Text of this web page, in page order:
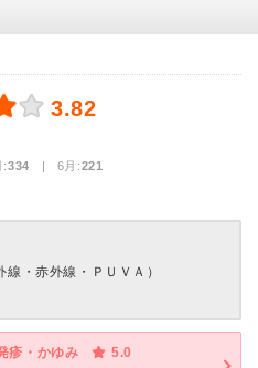
3.82
:334 | 6月:221
線・赤外線・ＰＵＶＡ）
疹・かゆみ
5.0